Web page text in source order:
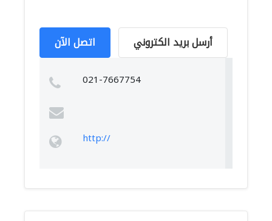
اتصل الآن أرسل بريد الكتروني
021-7667754
http://